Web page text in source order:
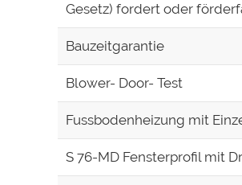
Gesetz) fordert oder
Bauzeitgarantie
Blower- Door- Test
Fussbodenheizung mit
S 76-MD Fensterprofil mit